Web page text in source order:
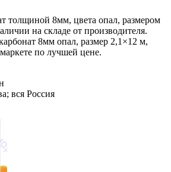
толщиной 8мм, цвета опал, размером
на складе от производителя.
8мм опал, размер 2,1×12 м,
по лучшей цене.
вся Россия